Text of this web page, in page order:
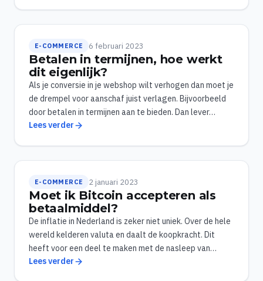
E-COMMERCE 6 februari 2023
Betalen in termijnen, hoe werkt
dit eigenlijk?
Als je conversie in je webshop wilt verhogen dan moet je
de drempel voor aanschaf juist verlagen. Bijvoorbeeld
door betalen in termijnen aan te bieden. Dan lever…
Lees verder
E-COMMERCE 2 januari 2023
Moet ik Bitcoin accepteren als
betaalmiddel?
De inflatie in Nederland is zeker niet uniek. Over de hele
wereld kelderen valuta en daalt de koopkracht. Dit
heeft voor een deel te maken met de nasleep van…
Lees verder